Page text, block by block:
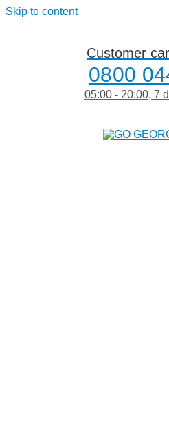
Skip to content
Customer
0800
05:00 - 20:00, 7